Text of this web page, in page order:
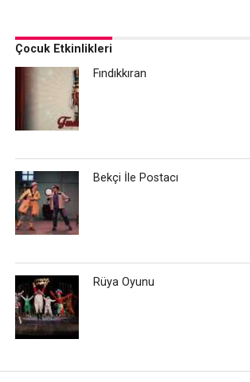
Çocuk Etkinlikleri
Fındıkkıran
Bekçi İle Postacı
Rüya Oyunu